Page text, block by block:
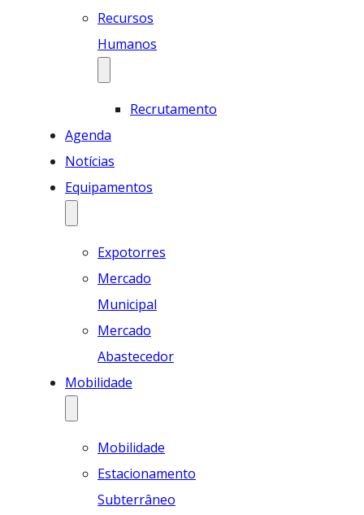
Recursos
Humanos
Recrutamento
Agenda
Notícias
Equipamentos
Expotorres
Mercado
Municipal
Mercado
Abastecedor
Mobilidade
Mobilidade
Estacionamento
Subterrâneo